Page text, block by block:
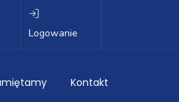
Logowanie
Kontakt